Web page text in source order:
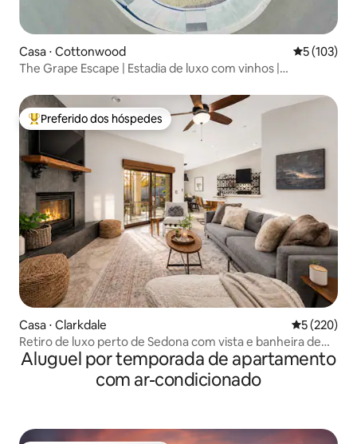
Casa ⋅ Cottonwood 5 de uma
5 (103)
The Grape Escape | Estadia de luxo com vinhos |
Entre os melhores preferidos dos hóspedes
Preferido dos hóspedes
Casa ⋅ Clarkdale 5 de uma
5 (220)
Retiro de luxo perto de Sedona com vista e banheira de
hidromassagem!
Aluguel por temporada de apartamento
com ar-condicionado